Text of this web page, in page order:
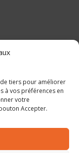
tiers pour améliorer
à vos préférences en
votre
Accepter.